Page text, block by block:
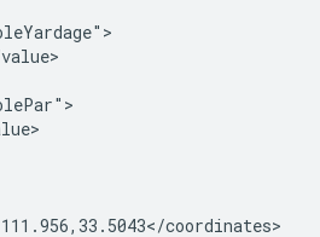
coordinates>